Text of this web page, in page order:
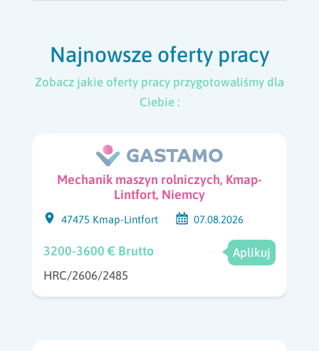
Najnowsze oferty pracy
Zobacz jakie oferty pracy przygotowaliśmy dla
Ciebie :
Mechanik maszyn rolniczych, Kmap-
Lintfort, Niemcy
47475 Kmap-Lintfort 07.08.2026
3200-3600 € Brutto
Aplikuj
HRC/2606/2485